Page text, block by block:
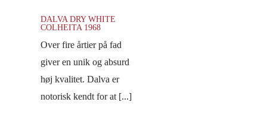
DALVA DRY WHITE
COLHEITA 1968
Over fire årtier på fad
giver en unik og absurd
høj kvalitet. Dalva er
notorisk kendt for at [...]